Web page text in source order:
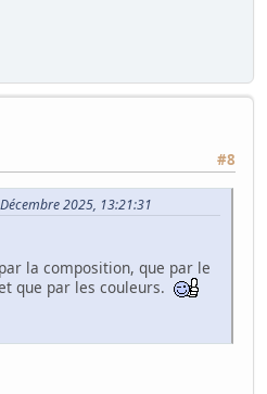
#8
2025, 13:21:31
la composition, que par le
que par les couleurs.